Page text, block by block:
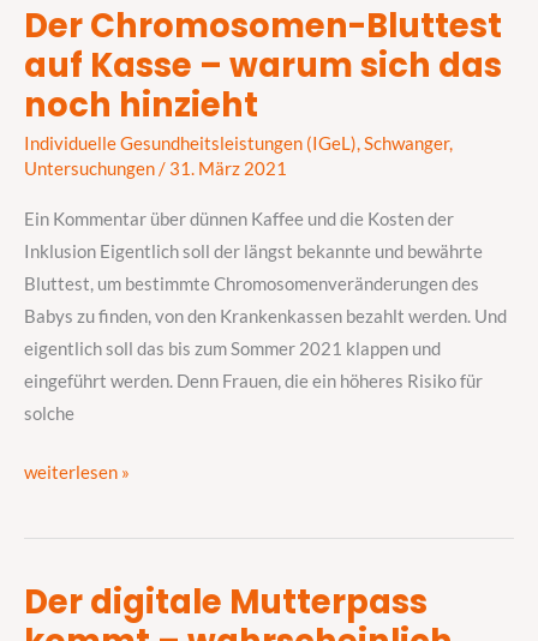
Der Chromosomen-Bluttest
auf Kasse – warum sich das
noch hinzieht
Individuelle Gesundheitsleistungen (IGeL),Schwanger,
Untersuchungen/ 31. März 2021
Ein Kommentar über dünnen Kaffee und die Kosten der
Inklusion Eigentlich soll der längst bekannte und bewährte
Bluttest, um bestimmte Chromosomenveränderungen des
Babys zu finden, von den Krankenkassen bezahlt werden. Und
eigentlich soll das bis zum Sommer 2021 klappen und
eingeführt werden. Denn Frauen, die ein höheres Risiko für
solche
Der
Chromosomen-
auf
Kasse
warum
sich
das
noch
hinzieht
weiterlesen »
Der digitale Mutterpass
Der
digitale